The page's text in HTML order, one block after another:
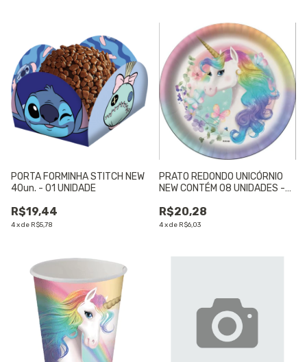
PORTA FORMINHA STITCH NEW
40un. - 01 UNIDADE
R$19,44
4xde R$5,78
PRATO REDONDO UNICÓRNIO
NEW CONTÉM 08 UNIDADES -
R$20,28
4xde R$6,03